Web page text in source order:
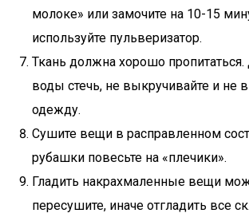
молоке» или замочите на 10-15
используйте пульверизатор.
Ткань должна хорошо
воды стечь, не выкручивайте и не
одежду.
Сушите вещи в расправленном
рубашки повесьте на «плечики».
Гладить накрахмаленные вещи
пересушите, иначе отгладить все